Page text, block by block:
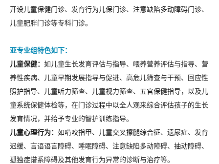
开设儿童保健门诊、发育行为儿保门诊、注意缺陷多动障碍门诊、
儿童肥胖门诊等专科门诊。
亚专业组特色如下：
儿童保健： 如儿童生长发育评估与指导、喂养营养评估与指导、营
养性疾病、儿童早期发展指导与促进、高危儿筛查与干预、回应性
照护指导、儿童听力筛查、儿童视力筛查、五官保健指导，以及儿
童系统保健体检等，在门诊过程中以全人观来综合评估孩子的生长
发育情况，并给予专业的智护训练指导。
儿童心理行为： 如啃咬指甲、儿童交叉擦腿综合征、遗尿症、发育
迟缓、言语语言障碍、睡眠障碍、注意缺陷多动障碍、抽动障碍、
孤独症谱系障碍及其他发育行为异常的诊断与治疗等。